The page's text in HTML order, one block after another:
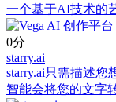
一个基于AI技术的
0分
starry.ai
starry.ai只需描述
智能会将您的文字